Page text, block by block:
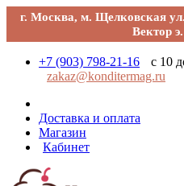
г. Москва, м. Щелковская
Вектор
+7 (903) 798-21-16
с 10
zakaz@konditermag.ru
Доставка и оплата
Магазин
Кабинет